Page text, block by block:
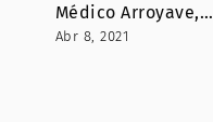
Médico Arroyave,…
Abr 8, 2021